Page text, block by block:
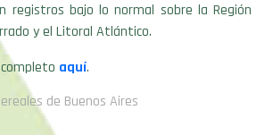
registros bajo lo normal sobre la Región
y el Litoral Atlántico.
aquí.
de Buenos Aires